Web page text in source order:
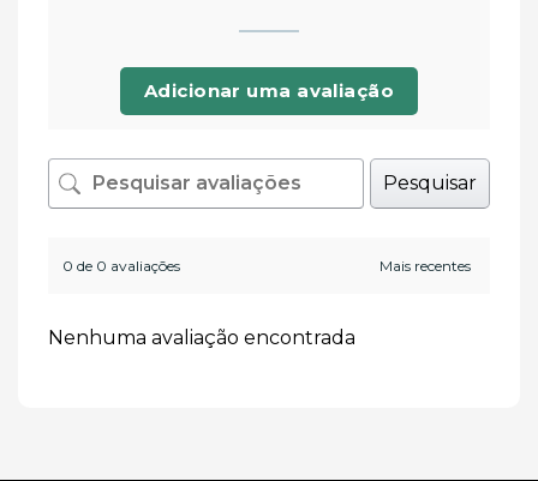
Adicionar uma avaliação
Pesquisar
0 de 0 avaliações
Nenhuma avaliação encontrada